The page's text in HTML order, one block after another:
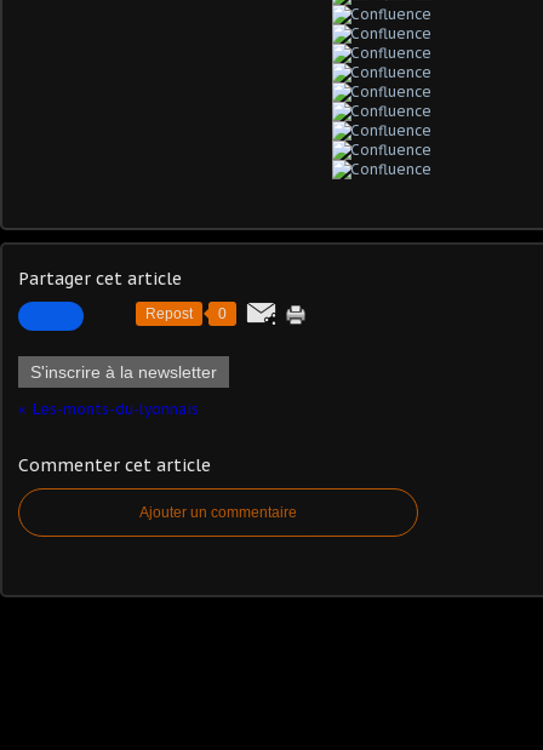
Partager cet article
Repost 0
S'inscrire à la newsletter
Les-monts-du-lyonnais
Commenter cet article
Ajouter un commentaire